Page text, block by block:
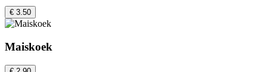
€ 3.50
Maiskoek